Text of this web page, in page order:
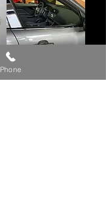
Phone